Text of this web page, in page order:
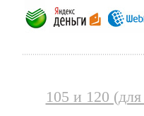
105 и 120